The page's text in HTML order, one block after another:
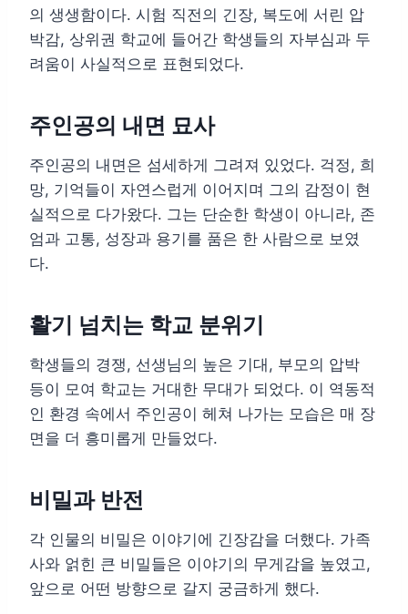
의 생생함이다. 시험 직전의 긴장, 복도에 서린 압
박감, 상위권 학교에 들어간 학생들의 자부심과 두
려움이 사실적으로 표현되었다.
주인공의 내면 묘사
주인공의 내면은 섬세하게 그려져 있었다. 걱정, 희
망, 기억들이 자연스럽게 이어지며 그의 감정이 현
실적으로 다가왔다. 그는 단순한 학생이 아니라, 존
엄과 고통, 성장과 용기를 품은 한 사람으로 보였
다.
활기 넘치는 학교 분위기
학생들의 경쟁, 선생님의 높은 기대, 부모의 압박
등이 모여 학교는 거대한 무대가 되었다. 이 역동적
인 환경 속에서 주인공이 헤쳐 나가는 모습은 매 장
면을 더 흥미롭게 만들었다.
비밀과 반전
각 인물의 비밀은 이야기에 긴장감을 더했다. 가족
사와 얽힌 큰 비밀들은 이야기의 무게감을 높였고,
앞으로 어떤 방향으로 갈지 궁금하게 했다.